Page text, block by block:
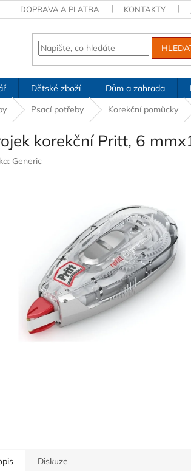
DOPRAVA A PLATBA KONTAKTY
Dětské zboží Dům a zahrada
Psací potřeby Korekční pomůcky
korekční Pritt, 6
Generic
Diskuze